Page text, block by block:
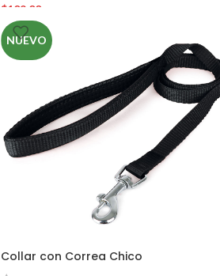
$109.00
NUEVO
Collar con Correa Chico